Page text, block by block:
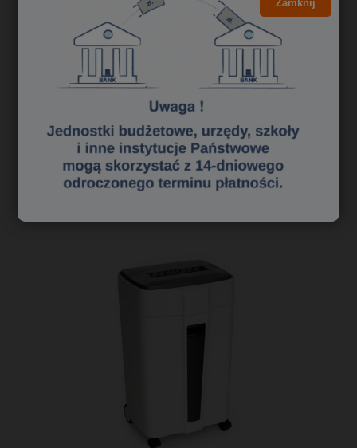
19,18 zł
do koszyka
« 1 2 3 »
Zamknij